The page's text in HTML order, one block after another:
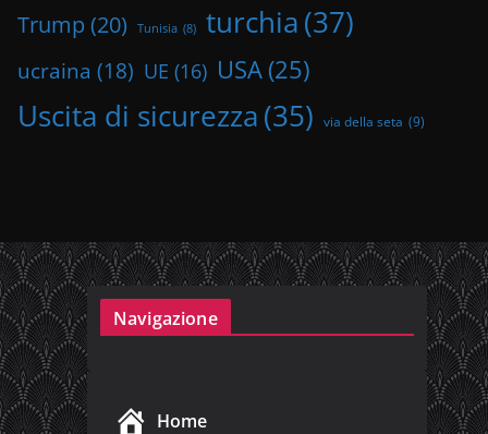
Trump (20) Tunisia (8) turchia(37)
ucraina (18) UE (16) USA (25)
Uscita di sicurezza(35) via della seta (9)
Navigazione
Home